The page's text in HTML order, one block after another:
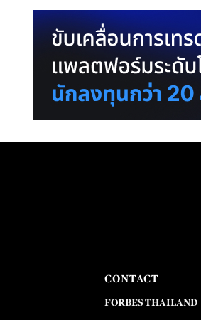
CONTACT
FORBES THAILAND